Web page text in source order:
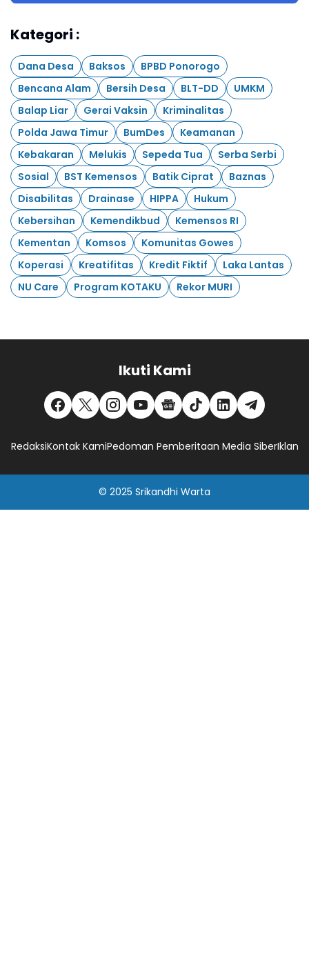
Kategori :
Dana Desa Baksos
BPBD Ponorogo
Bencana Alam
Bersih Desa BLT-DD
UMKM
Balap Liar
Gerai Vaksin
Kriminalitas
Polda Jawa Timur
BumDes
Keamanan
Kebakaran
Melukis Sepeda Tua
Serba Serbi
Sosial
BST Kemensos Batik Ciprat
Baznas
Disabilitas
Drainase HIPPA
Hukum
Kebersihan
Kemendikbud
Kemensos RI
Kementan
Komsos
Komunitas Gowes
Koperasi
Kreatifitas Kredit Fiktif
Laka Lantas
NU Care
Program KOTAKU Rekor MURI
Ikuti Kami
RedaksiKontak KamiPedoman Pemberitaan Media SiberIklan
© 2025 Srikandhi Warta